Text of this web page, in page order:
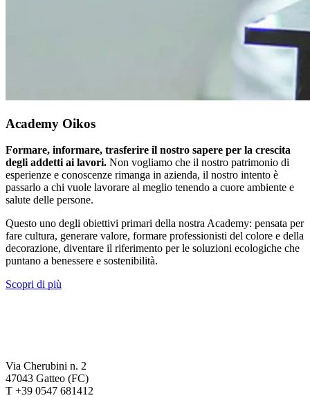
Academy Oikos
Formare, informare, trasferire il nostro sapere per la crescita
degli addetti ai lavori. Non vogliamo che il nostro patrimonio di
esperienze e conoscenze rimanga in azienda, il nostro intento è
passarlo a chi vuole lavorare al meglio tenendo a cuore ambiente e
salute delle persone.
Questo uno degli obiettivi primari della nostra Academy: pensata per
fare cultura, generare valore, formare professionisti del colore e della
decorazione, diventare il riferimento per le soluzioni ecologiche che
puntano a benessere e sostenibilità.
Scopri di più
Via Cherubini n. 2
47043 Gatteo (FC)
T +39 0547 681412